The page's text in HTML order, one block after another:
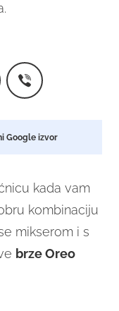
Google izvor
kada vam
kombinaciju
mikserom i s
brze Oreo